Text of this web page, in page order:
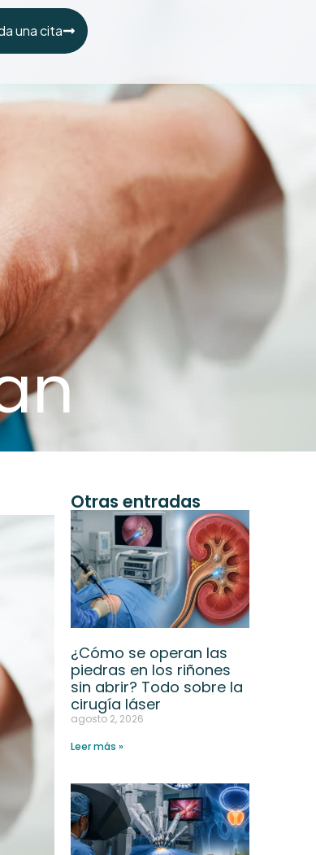
una cita
Otras entradas
¿Cómo se operan las
piedras en los riñones
sin abrir? Todo sobre la
cirugía láser
agosto 2, 2026
Leer más »